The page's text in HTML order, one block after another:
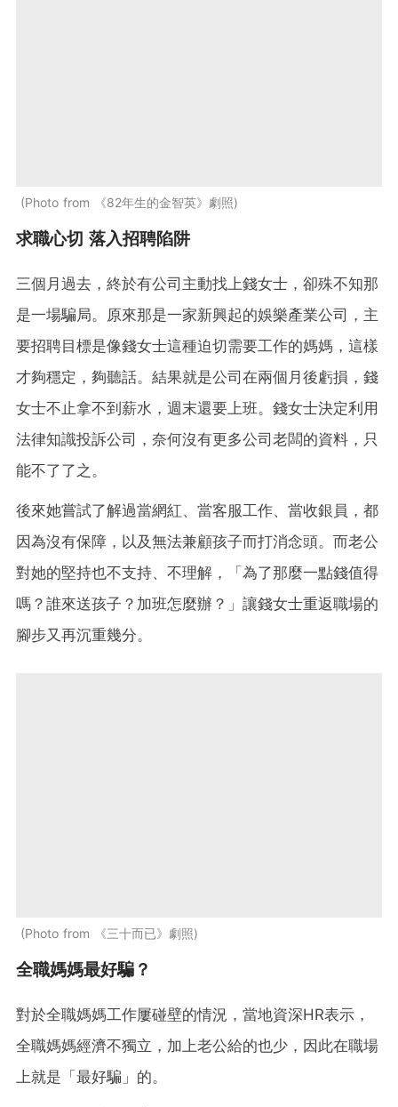
Photo from 《82年生的金智英》劇照
求職心切 落入招聘陷阱
三個月過去，終於有公司主動找上錢女士，卻殊不知那
是一場騙局。原來那是一家新興起的娛樂產業公司，主
要招聘目標是像錢女士這種迫切需要工作的媽媽，這樣
才夠穩定，夠聽話。結果就是公司在兩個月後虧損，錢
女士不止拿不到薪水，週末還要上班。錢女士決定利用
法律知識投訴公司，奈何沒有更多公司老闆的資料，只
能不了了之。
後來她嘗試了解過當網紅、當客服工作、當收銀員，都
因為沒有保障，以及無法兼顧孩子而打消念頭。而老公
對她的堅持也不支持、不理解，「為了那麼一點錢值得
嗎？誰來送孩子？加班怎麼辦？」讓錢女士重返職場的
腳步又再沉重幾分。
Photo from 《三十而已》劇照
全職媽媽最好騙？
對於全職媽媽工作屢碰壁的情況，當地資深HR表示，
全職媽媽經濟不獨立，加上老公給的也少，因此在職場
上就是「最好騙」的。